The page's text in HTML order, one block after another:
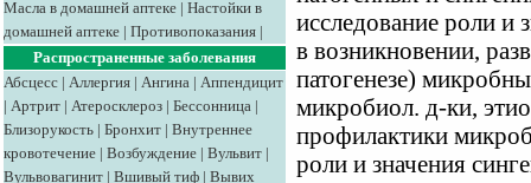
Масла в домашней аптеке | Настойки в
домашней аптеке | Противопоказания |
Распространенные заболевания
Абсцесс | Аллергия | Ангина | Аппендицит
| Артрит | Атеросклероз | Бессонница |
Близорукость | Бронхит | Внутреннее
кровотечение | Возбуждение | Вульвит |
Вульвовагинит | Вшивый тиф | Вывих
исследование роли и
в возникновении,
патогенезе)
микробиол. д-ки,
профилактики
роли и значения